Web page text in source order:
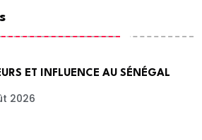
ET INFLUENCE AU SÉNÉGAL
2026